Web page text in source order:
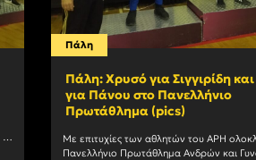
Πάλη
Πάλη: Χρυσό για Σιγγιρίδη
για Πάνου στο Πανελλήνιο
Πρωτάθλημα (pics)
Με επιτυχίες των αθλητών του ΑΡΗ
Πανελλήνιο Πρωτάθλημα Ανδρών και